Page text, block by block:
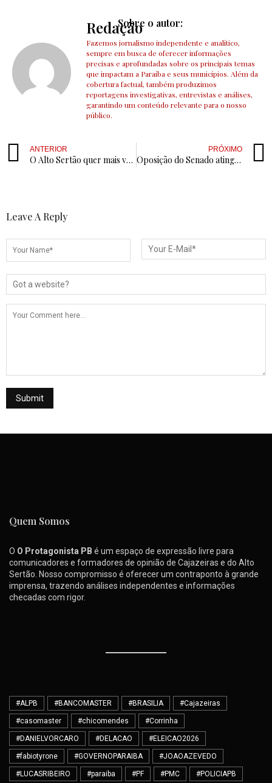
Sobre o autor:
Redação
Fazemos jornalismo independente e analítico,
sempre em busca de oferecer informações
precisas e aprofundadas sobre os principais temas
que impactam a Paraíba e seus municípios. Além da
cobertura factual, também produzimos
reportagens investigativas, entrevistas e análises,
garantindo um conteúdo relevante para o nosso
público.
ANTERIOR
O Alto Sertão quer mais voz no Legislativo Paraibano e a corrida por 2026 já começou
PRÓXIMO
Oposição do Senado atinge assinaturas para instalar CPI do Master
Leave A Reply
Quem Somos
O O Protagonista PB é um espaço de expressão livre para
comunicadores e formadores de opinião de Cajazeiras e do Alto
Sertão. Nosso compromisso é oferecer um contraponto à grande
imprensa, trazendo análises independentes e informações
checadas com rigor.
#ALPB #BANCOMASTER #BRASILIA #Cajazeiras
#casomaster #chicomendes #Corrinha
#DANIELVORCARO #DELACAO #ELEICAO2026
#fabiotyrone #GOVERNOPARAIBA #JOAOAZEVEDO
#LUCASRIBEIRO #paraiba #PF #PMC #POLICIAPB